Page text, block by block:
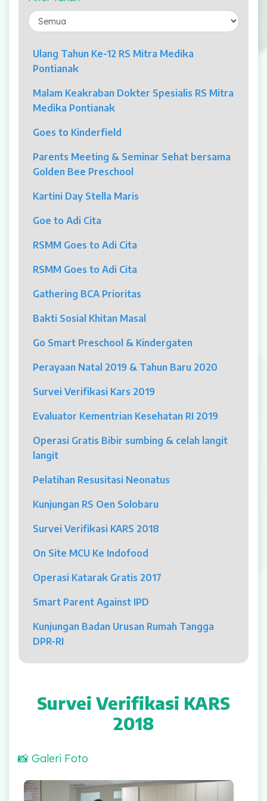
Laparaskopi
OCT
Eye Care
Multi Slice CT-Scan 128 Slices
Mamografi
Klinik Andrologi
Klinik Nyeri
Dokter
Jadwal Dokter
Sunday Clinic
Dokter Spesialis
Dokter Umum
Pelayanan
Rawat Jalan
Rawat Inap
Kamar Operasi
Rehabilitasi Medik
UGD
Laboratorium
Ulang Tahun Ke-12 RS Mitra Medika
Pontianak
Malam Keakraban Dokter Spesialis RS Mitra
Medika Pontianak
Goes to Kinderfield
Parents Meeting & Seminar Sehat bersama
Golden Bee Preschool
Kartini Day Stella Maris
Goe to Adi Cita
RSMM Goes to Adi Cita
RSMM Goes to Adi Cita
Gathering BCA Prioritas
Bakti Sosial Khitan Masal
Go Smart Preschool & Kindergaten
Perayaan Natal 2019 & Tahun Baru 2020
Survei Verifikasi Kars 2019
Evaluator Kementrian Kesehatan RI 2019
Operasi Gratis Bibir sumbing & celah langit
langit
Pelatihan Resusitasi Neonatus
Kunjungan RS Oen Solobaru
Survei Verifikasi KARS 2018
On Site MCU Ke Indofood
Operasi Katarak Gratis 2017
Smart Parent Against IPD
Kunjungan Badan Urusan Rumah Tangga
DPR-RI
Survei Verifikasi KARS
2018
📸 Galeri Foto
Survei Verifikasi KARS 2018